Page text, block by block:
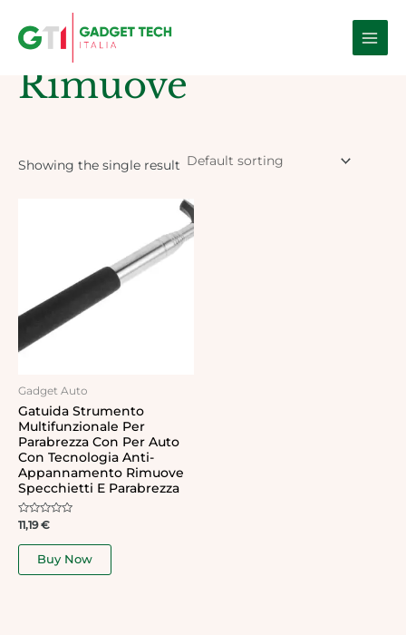
Main
Home / Products tagged “Rimuove”
Rimuove
Showing the single result
Gadget Auto
Gatuida Strumento
Multifunzionale Per
Parabrezza Con Per Auto
Con Tecnologia Anti-
Appannamento Rimuove
Specchietti E Parabrezza
Rated
out
11,19€
Buy Now